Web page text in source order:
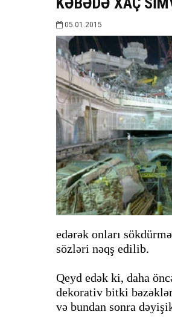
05.01.2015
edərək onları
sözləri nəqş edilib.
Qeyd edək ki, daha
dekorativ bitki
və bundan sonra